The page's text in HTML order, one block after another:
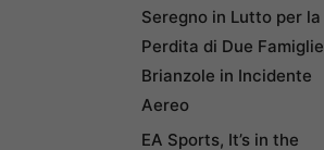
Seregno in Lutto per la
Perdita di Due Famiglie
Brianzole in Incidente
Aereo
EA Sports, It’s in the